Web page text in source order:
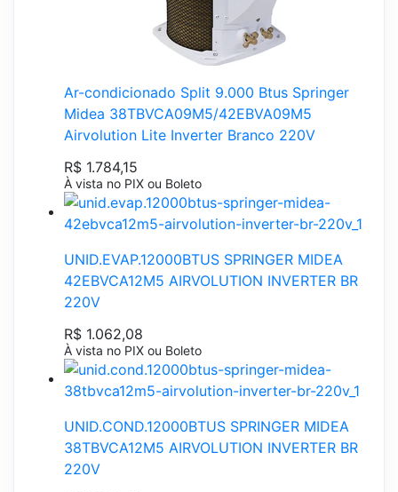
Ar-condicionado Split 9.000 Btus Springer
Midea 38TBVCA09M5/42EBVA09M5
Airvolution Lite Inverter Branco 220V
R$ 1.784,15
À vista no PIX ou Boleto
UNID.EVAP.12000BTUS SPRINGER MIDEA
42EBVCA12M5 AIRVOLUTION INVERTER BR
220V
R$ 1.062,08
À vista no PIX ou Boleto
UNID.COND.12000BTUS SPRINGER MIDEA
38TBVCA12M5 AIRVOLUTION INVERTER BR
220V